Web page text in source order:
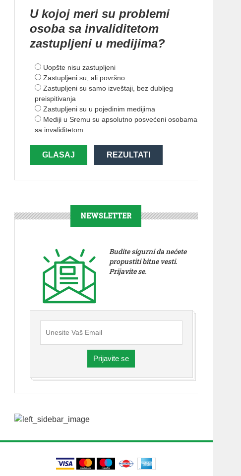
U kojoj meri su problemi
osoba sa invaliditetom
zastupljeni u medijima?
Uopšte nisu zastupljeni
Zastupljeni su, ali površno
Zastupljeni su samo izveštaji, bez dubljeg
preispitivanja
Zastupljeni su u pojedinim medijima
Mediji u Sremu su apsolutno posvećeni osobama
sa invaliditetom
GLASAJ REZULTATI
NEWSLETTER
Budite sigurni da nećete
propustiti bitne vesti.
Prijavite se.
Prijavite se